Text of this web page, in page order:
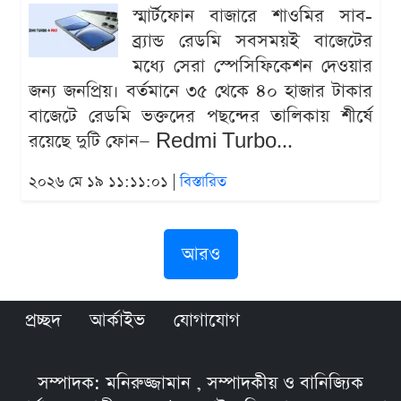
স্মার্টফোন বাজারে শাওমির সাব-
ব্র্যান্ড রেডমি সবসময়ই বাজেটের
মধ্যে সেরা স্পেসিফিকেশন দেওয়ার
জন্য জনপ্রিয়। বর্তমানে ৩৫ থেকে ৪০ হাজার টাকার
বাজেটে রেডমি ভক্তদের পছন্দের তালিকায় শীর্ষে
রয়েছে দুটি ফোন— Redmi Turbo...
২০২৬ মে ১৯ ১১:১১:০১ |বিস্তারিত
আরও
প্রচ্ছদ আর্কাইভ যোগাযোগ
সম্পাদক: মনিরুজ্জামান , সম্পাদকীয় ও বানিজ্যিক